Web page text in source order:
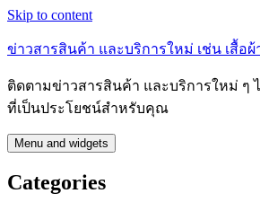
Skip to content
ข่าวสารสินค้า และบริการใหม่ เช่น เสื้อ
ติดตามข่าวสารสินค้า และบริการใหม่ ๆ
ที่เป็นประโยชน์สำหรับคุณ
Menu and widgets
Categories